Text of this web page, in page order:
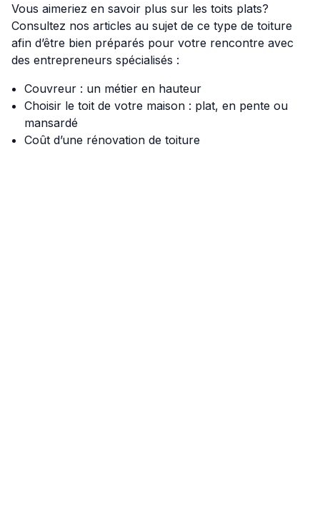
Vous aimeriez en savoir plus sur les toits plats?
Consultez nos articles au sujet de ce type de toiture
afin d’être bien préparés pour votre rencontre avec
des entrepreneurs spécialisés :
Couvreur : un métier en hauteur
Choisir le toit de votre maison : plat, en pente ou
mansardé
Coût d’une rénovation de toiture